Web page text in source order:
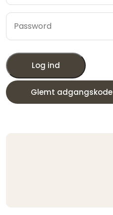
Log ind
Glemt adgangskode